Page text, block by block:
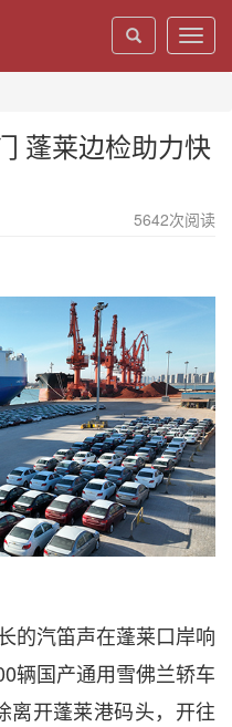
蓬莱边检助力快
5642次阅读
的汽笛声在蓬莱口岸响
辆国产通用雪佛兰轿车
离开蓬莱港码头，开往